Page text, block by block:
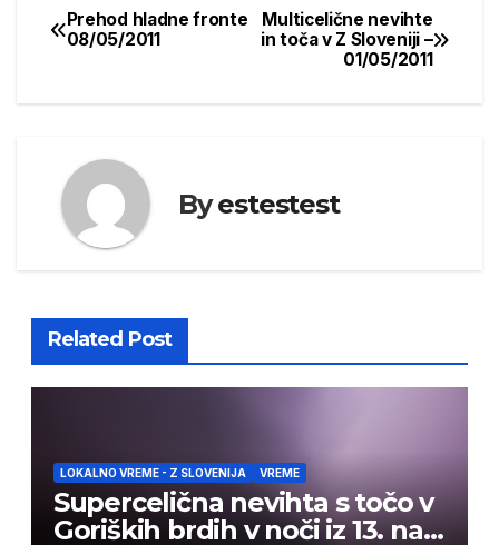
Post
Multicelične nevihte
in toča v Z Sloveniji –
01/05/2011
Prehod hladne fronte
08/05/2011
Byestestest
Related Post
LOKALNO VREME - Z SLOVENIJA VREME
Supercelična nevihta s točo v
Goriških brdih v noči iz 13. na